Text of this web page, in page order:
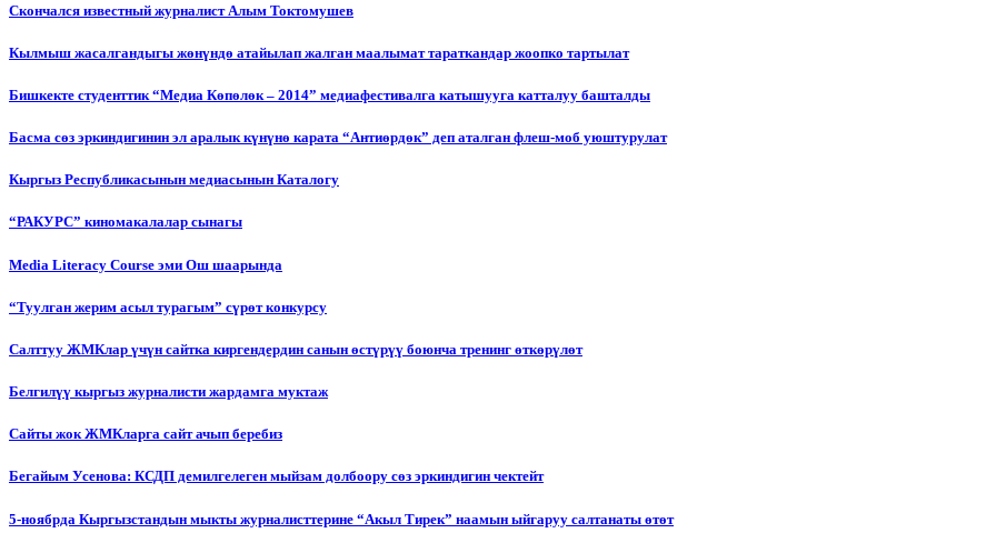
Cкончался известный журналист Алым Токтомушев
Кылмыш жасалгандыгы жөнүндө атайылап жалган маалымат тараткандар жоопко тартылат
Бишкекте студенттик “Медиа Көпөлөк – 2014” медиафестивалга катышууга катталуу башталды
Басма сөз эркиндигинин эл аралык күнүнө карата “Антиөрдөк” деп аталган флеш-моб уюштурулат
Кыргыз Республикасынын медиасынын Каталогу
“РАКУРС” киномакалалар сынагы
Media Literacy Сourse эми Ош шаарында
“Туулган жерим асыл турагым” сүрөт конкурсу
Салттуу ЖМКлар үчүн сайтка киргендердин санын өстүрүү боюнча тренинг өткөрүлөт
Белгилүү кыргыз журналисти жардамга муктаж
Сайты жок ЖМКларга сайт ачып беребиз
Бегайым Усенова: КСДП демилгелеген мыйзам долбоору сөз эркиндигин чектейт
5-ноябрда Кыргызстандын мыкты журналисттерине “Акыл Тирек” наамын ыйгаруу салтанаты өтөт